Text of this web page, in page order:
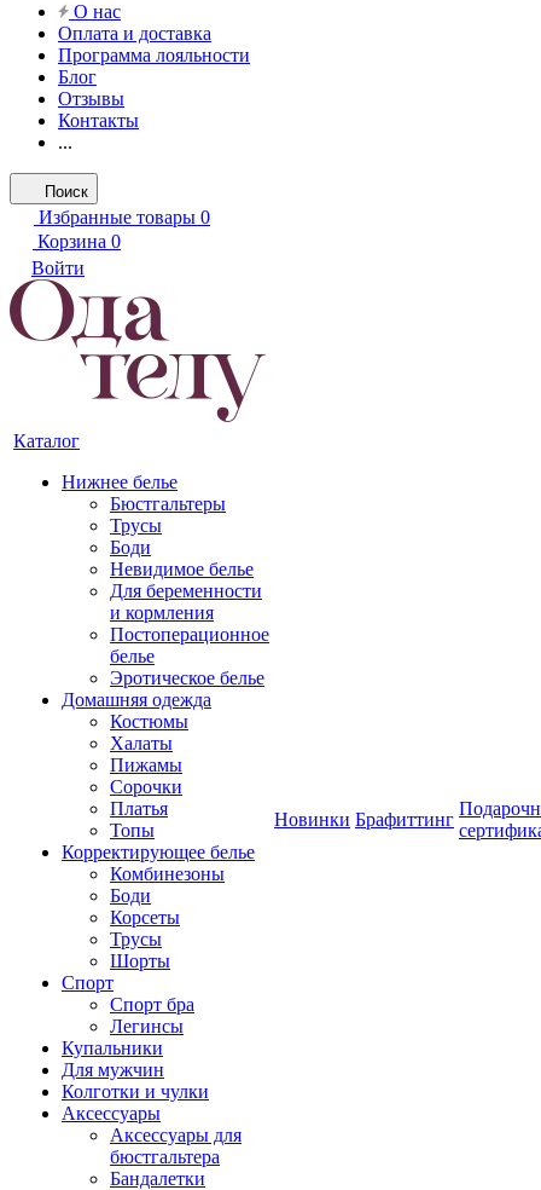
О нас
Оплата и доставка
Программа лояльности
Блог
Отзывы
Контакты
...
Поиск
Избранные товары 0
Корзина 0
Войти
Каталог
Нижнее белье
Бюстгальтеры
Трусы
Боди
Невидимое белье
Для беременности
и кормления
Постоперационное
белье
Эротическое белье
Домашняя одежда
Костюмы
Халаты
Пижамы
Сорочки
Платья
Топы
Корректирующее белье
Комбинезоны
Боди
Корсеты
Трусы
Шорты
Спорт
Спорт бра
Легинсы
Купальники
Для мужчин
Колготки и чулки
Аксессуары
Аксессуары для
бюстгальтера
Бандалетки
Новинки Брафиттинг